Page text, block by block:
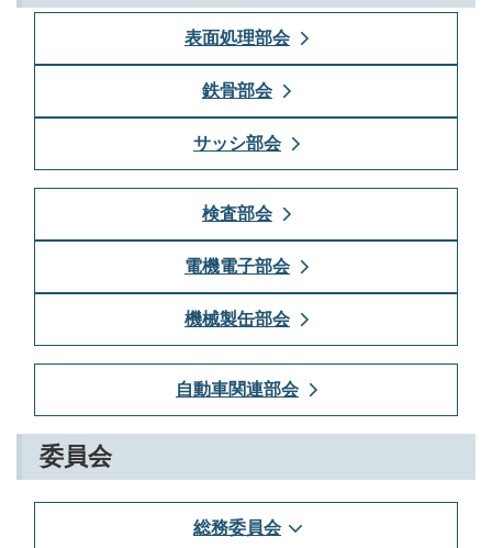
表面処理部会
鉄骨部会
サッシ部会
検査部会
電機電子部会
機械製缶部会
自動車関連部会
委員会
総務委員会